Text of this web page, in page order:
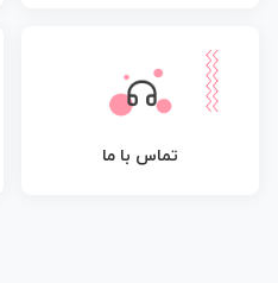
تماس با ما